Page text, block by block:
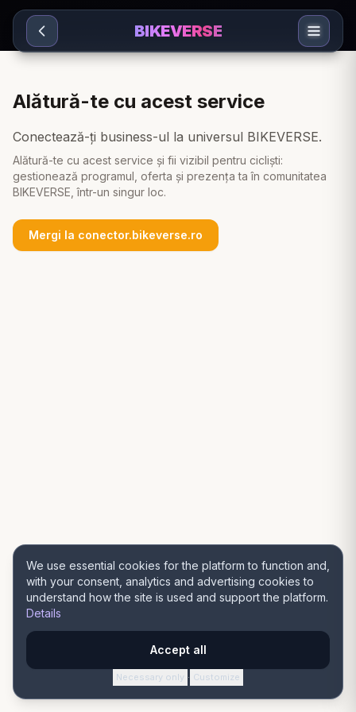
Sari la conținut
We use essential cookies for the platform to function and,
with your consent, analytics and advertising cookies to
understand how the site is used and support the platform.
Details
Accept all
Necessary only · Customize
BIKEVERSE
Alătură-te cu acest service
Conectează-ți business-ul la universul BIKEVERSE.
Alătură-te cu acest service și fii vizibil pentru cicliști:
gestionează programul, oferta și prezența ta în comunitatea
BIKEVERSE, într-un singur loc.
Mergi la conector.bikeverse.ro